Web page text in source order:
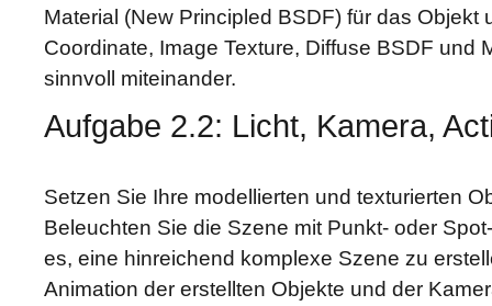
Material (New Principled BSDF) für das Objekt
Coordinate, Image Texture, Diffuse BSDF und
sinnvoll miteinander.
Aufgabe 2.2: Licht, Kamera,
Setzen Sie Ihre modellierten und texturierten
Beleuchten Sie die Szene mit Punkt- oder
es, eine hinreichend komplexe Szene zu
Animation der erstellten Objekte und der